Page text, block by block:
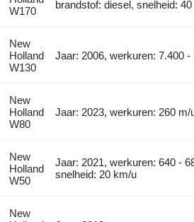
W170
brandstof: diesel, snelheid:
New
Holland
W130
Jaar: 2006, werkuren: 7.400 -
New
Holland
W80
Jaar: 2023, werkuren: 260 m/
New
Holland
W50
Jaar: 2021, werkuren: 640 -
snelheid: 20 km/u
New